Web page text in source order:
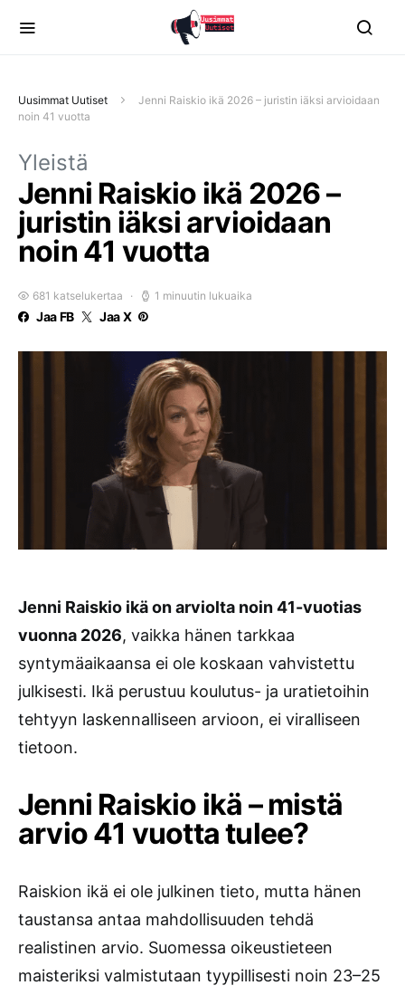
Uusimmat Uutiset
Jenni Raiskio ikä 2026 – juristin iäksi arvioidaan
noin 41 vuotta
Yleistä
Jenni Raiskio ikä 2026 –
juristin iäksi arvioidaan
noin 41 vuotta
681 katselukertaa 1 minuutin lukuaika
Jaa FB Jaa X
Jenni Raiskio ikä on arviolta noin 41-vuotias
vuonna 2026, vaikka hänen tarkkaa
syntymäaikaansa ei ole koskaan vahvistettu
julkisesti. Ikä perustuu koulutus- ja uratietoihin
tehtyyn laskennalliseen arvioon, ei viralliseen
tietoon.
Jenni Raiskio ikä – mistä
arvio 41 vuotta tulee?
Raiskion ikä ei ole julkinen tieto, mutta hänen
taustansa antaa mahdollisuuden tehdä
realistinen arvio. Suomessa oikeustieteen
maisteriksi valmistutaan tyypillisesti noin 23–25